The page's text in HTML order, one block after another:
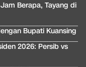
Berapa, Tayang di
Bupati Kuansing
2026: Persib vs